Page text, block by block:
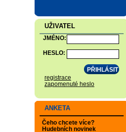
UŽIVATEL
JMÉNO:
HESLO:
registrace
zapomenuté heslo
ANKETA
Čeho chcete více?
Hudebních novinek